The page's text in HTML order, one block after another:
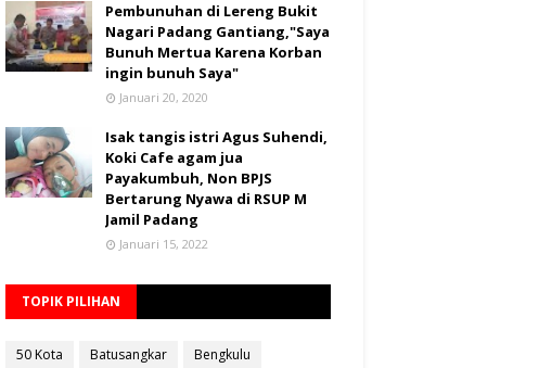
Pembunuhan di Lereng Bukit
Nagari Padang Gantiang,"Saya
Bunuh Mertua Karena Korban
ingin bunuh Saya"
Januari 20, 2020
Isak tangis istri Agus Suhendi,
Koki Cafe agam jua
Payakumbuh, Non BPJS
Bertarung Nyawa di RSUP M
Jamil Padang
Januari 15, 2022
TOPIK PILIHAN
50 Kota Batusangkar Bengkulu